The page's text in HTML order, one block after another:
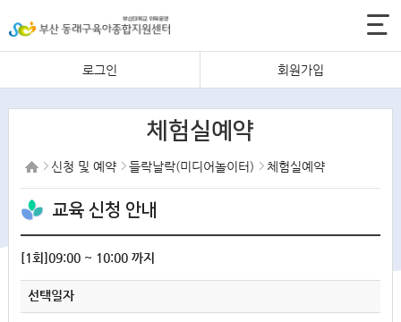
로그인 회원가입
체험실예약
신청 및 예약 들락날락(미디어놀이터) 체험실예약
교육 신청 안내
[1회]09:00 ~ 10:00 까지
선택일자